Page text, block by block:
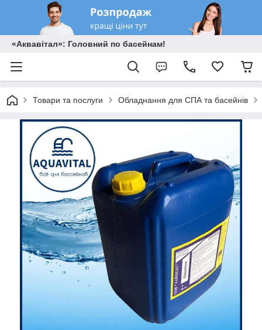
«Аквавітал»: Головний по басейнам!
Товари та послуги Обладнання для СПА та басейнів